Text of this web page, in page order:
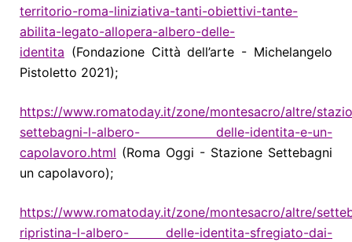
territorio-roma-liniziativa-tanti-obiettivi-tante-
abilita-legato-allopera-albero-delle-
identita (Fondazione Città dell’arte - Michelangelo
Pistoletto 2021);
https://www.romatoday.it/zone/montesacro/altre/
settebagni-l-albero- delle-identita-e-un-
capolavoro.html (Roma Oggi - Stazione Settebagni
un capolavoro);
https://www.romatoday.it/zone/montesacro/altre/
ripristina-l-albero- delle-identita-sfregiato-dai-